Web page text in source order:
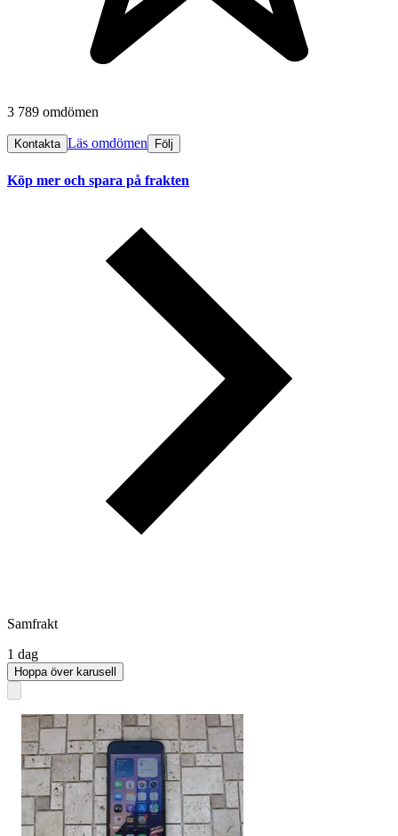
3 789 omdömen
Kontakta Läs omdömen Följ
Köp mer och spara på frakten
Samfrakt
1 dag
Hoppa över karusell